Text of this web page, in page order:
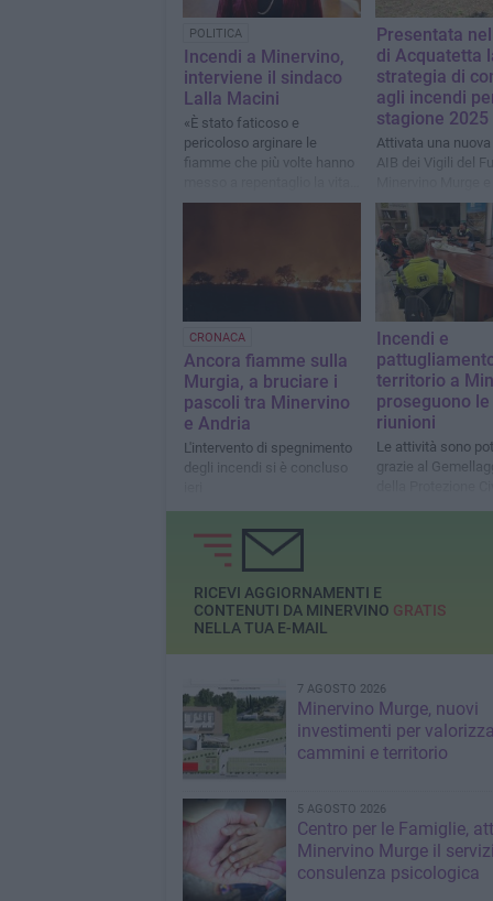
POLITICA
Incendi a Minervino,
interviene il sindaco
Lalla Macini
«È stato faticoso e
pericoloso arginare le
fiamme che più volte hanno
dei residenti»
Presentata
di Acquatetta
strategia di
agli incendi
stagione 2025
Attivata una
AIB dei Vigili del
in Puglia
CRONACA
Ancora fiamme sulla
Murgia, a bruciare i
pascoli tra Minervino
e Andria
L'intervento di spegnimento
degli incendi si è concluso
Incendi e
territorio a
proseguono le
riunioni
Le attività sono
grazie al
RICEVI AGGIORNAMENTI E
CONTENUTI DA MINERVINO GRATIS
NELLA TUA E-MAIL
7 AGOSTO 2026
Minervino Murge, nuovi
investimenti per
cammini e territorio
5 AGOSTO 2026
Centro per le Famiglie,
Minervino Murge il
consulenza psicologica